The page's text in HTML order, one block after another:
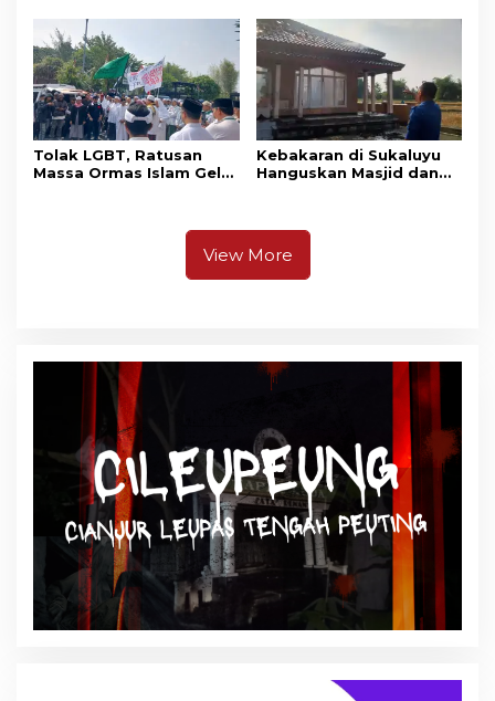
Masih Bersiaga
Tolak LGBT, Ratusan
Massa Ormas Islam Gelar
Kebakaran di Sukaluyu
Hanguskan Masjid dan
View More